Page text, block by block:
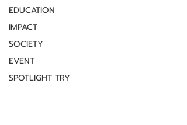
EDUCATION
IMPACT
SOCIETY
EVENT
SPOTLIGHT TRY